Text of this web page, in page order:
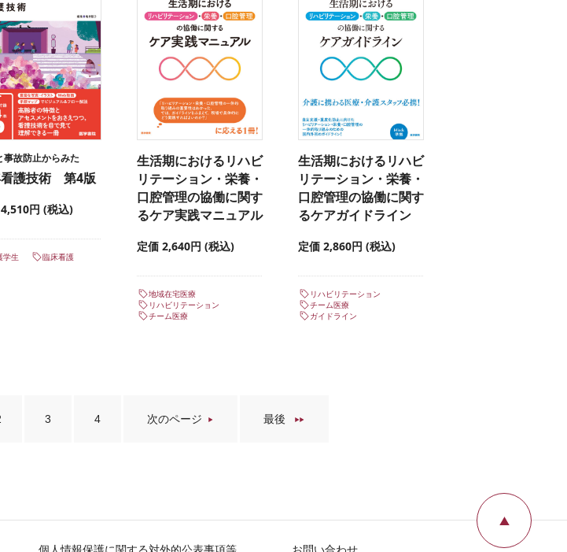
事故防止からみた
護技術 第4版
円 (税込)
学生 臨床看護
生活期におけるリハビ
リテーション・栄養・
口腔管理の協働に関す
るケア実践マニュアル
定価 2,640円 (税込)
地域在宅医療
リハビリテーション
チーム医療
生活期におけるリハビ
リテーション・栄養・
口腔管理の協働に関す
るケアガイドライン
定価 2,860円 (税込)
リハビリテーション
チーム医療
ガイドライン
3 4 次のページ 最後
個人情報保護に関する対外的公表事項等 お問い合わせ